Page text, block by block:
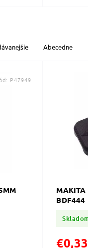
Abecedne
P47949
BDF444
€0,33